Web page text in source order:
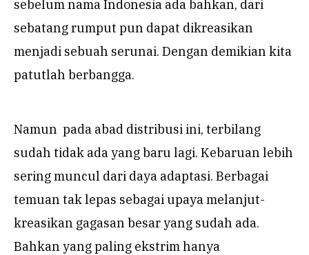
sebelum nama Indonesia ada bahkan, dari
sebatang rumput pun dapat dikreasikan
menjadi sebuah serunai. Dengan demikian kita
patutlah berbangga.
Namun pada abad distribusi ini, terbilang
sudah tidak ada yang baru lagi. Kebaruan lebih
sering muncul dari daya adaptasi. Berbagai
temuan tak lepas sebagai upaya melanjut-
kreasikan gagasan besar yang sudah ada.
Bahkan yang paling ekstrim hanya